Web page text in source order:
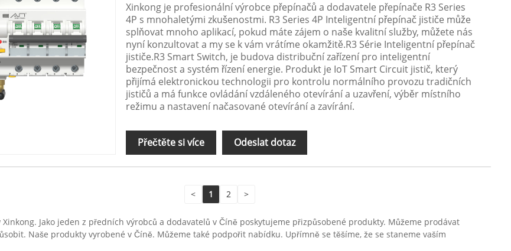
Xinkong je profesionální výrobce přepínačů a dodavatele přepínače R3 Series
4P s mnohaletými zkušenostmi. R3 Series 4P Inteligentní přepínač jističe může
splňovat mnoho aplikací, pokud máte zájem o naše kvalitní služby, můžete nás
nyní konzultovat a my se k vám vrátíme okamžitě.R3 Série Inteligentní přepínač
jističe.R3 Smart Switch, je budova distribuční zařízení pro inteligentní
bezpečnost a systém řízení energie. Produkt je IoT Smart Circuit jistič, který
přijímá elektronickou technologii pro kontrolu normálního provozu tradičních
jističů a má funkce ovládání vzdáleného otevírání a uzavření, výběr místního
režimu a nastavení načasované otevírání a zavírání.
Přečtěte si více Odeslat dotaz
< 1 2 >
Jako jeden z předních výrobců a dodavatelů v Číně poskytujeme přizpůsobené produkty. Můžeme prodávat
Naše produkty vyrobené v Číně. Můžeme také podpořit nabídku. Upřímně se těšíme, že se staneme vaším